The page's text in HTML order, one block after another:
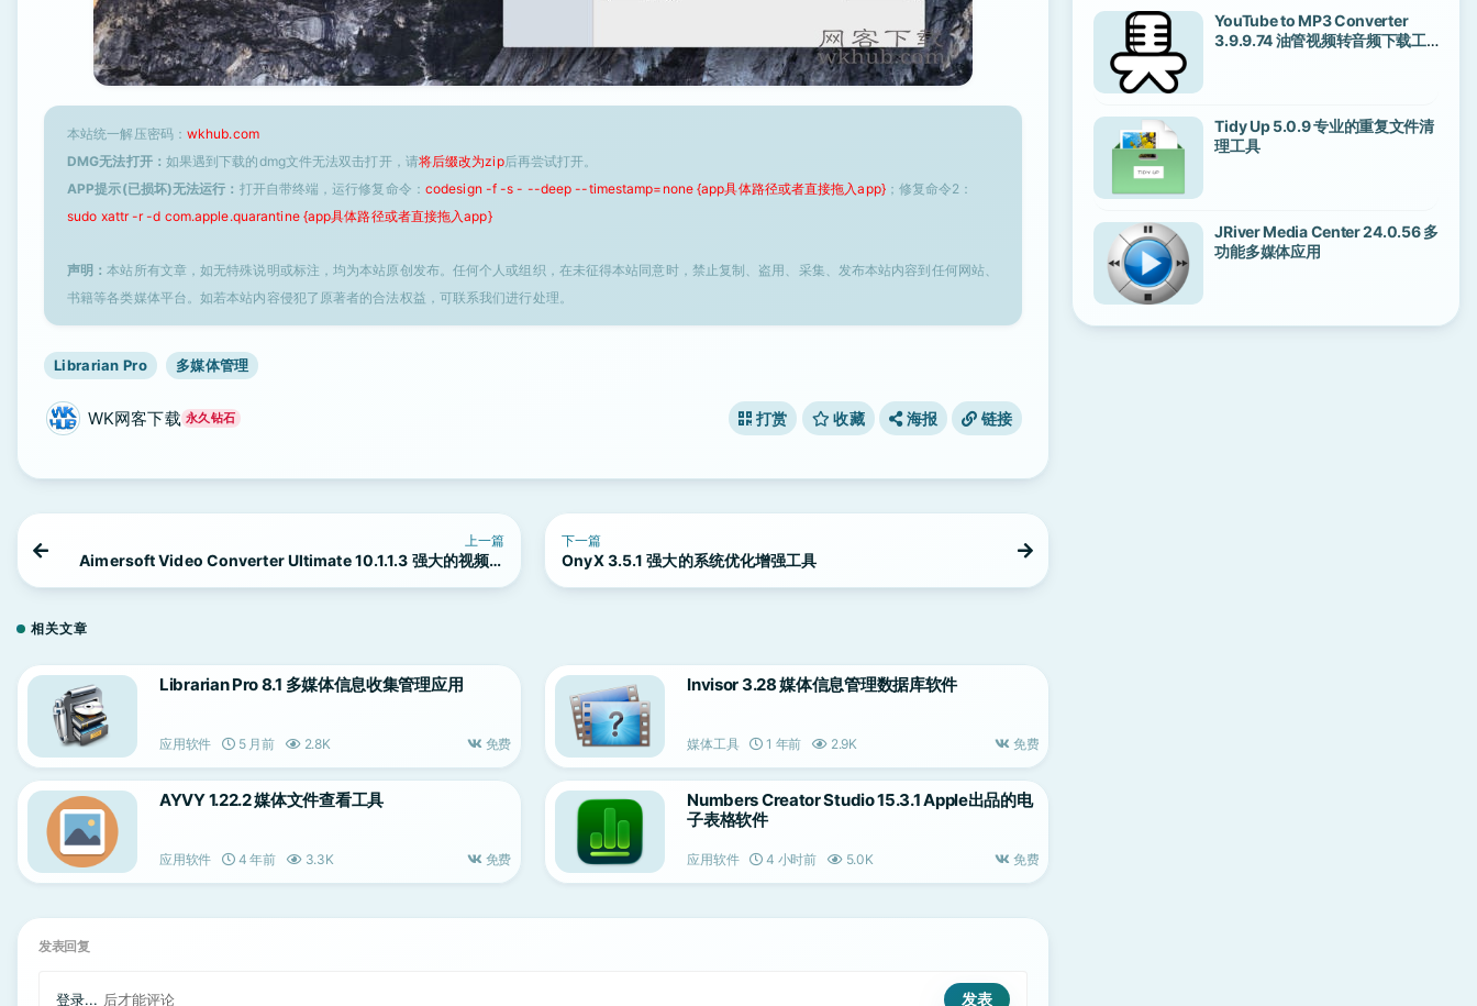
本站统一解压密码： wkhub.com
DMG无法打开： 如果遇到下载的dmg文件无法双击打开，请将后缀改为zip后再尝试打开。
APP提示(已损坏)无法运行： 打开自带终端，运行修复命令： codesign -f -s - --deep --timestamp=none {app具体路径或者直接拖入app}；修复命令2：
sudo xattr -r -d com.apple.quarantine {app具体路径或者直接拖入app}
声明：本站所有文章，如无特殊说明或标注，均为本站原创发布。任何个人或组织，在未征得本站同意时，禁止复制、盗用、采集、发布本站内容到任何网站、
书籍等各类媒体平台。如若本站内容侵犯了原著者的合法权益，可联系我们进行处理。
Librarian Pro 多媒体管理
WK网客下载 永久钻石 打赏 收藏 海报 链接
上一篇
Aimersoft Video Converter Ultimate 10.1.1.3 强大的视频音
下一篇
OnyX 3.5.1 强大的系统优化增强工具
相关文章
Librarian Pro 8.1 多媒体信息收集管理应用
应用软件 5 月前 2.8K 免费
Invisor 3.28 媒体信息管理数据库软件
媒体工具 1 年前 2.9K 免费
AYVY 1.22.2 媒体文件查看工具
应用软件 4 年前 3.3K 免费
Numbers Creator Studio 15.3.1 Apple出品的电
子表格软件
应用软件 4 小时前 5.0K 免费
发表回复
登录... 后才能评论
YouTube to MP3 Converter
3.9.9.74 油管视频转音频下载工
Tidy Up 5.0.9 专业的重复文件清
理工具
JRiver Media Center 24.0.56 多
功能多媒体应用